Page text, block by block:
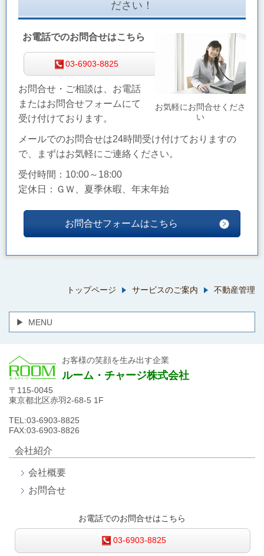
ださい！
お気軽にお問合せくださ
い
お電話でのお問合せはこちら
03-6903-8825
お問合せ・ご相談は、お電話
またはお問合せフォームにて
受け付けております。
メールでのお問合せは24時間受け付けておりますの
で、まずはお気軽にご連絡ください。
受付時間：10:00～18:00
定休日：ＧＷ、夏季休暇、年末年始
お問合せフォームはこちら
トップページ サービスのご案内 不動産管理
MENU
お客様の笑顔を生み出す企業
ルーム・チャージ株式会社
〒115-0045
東京都北区赤羽2-68-5 1F
TEL:03-6903-8825
FAX:03-6903-8826
会社紹介
会社概要
お問合せ
お電話でのお問合せはこちら
03-6903-8825